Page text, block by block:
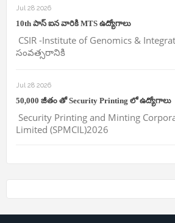
Jul 28 2026
10th పాస్ ఐన వారికి MTS ఉద్యోగాలు
CSIR -Institute of Genomics &
సంవత్సరానికి
Jul 28 2026
50,000 జీతం తో Security Printing లో ఉద్యోగాలు
Security Printing and Minting
Limited (SPMCIL)2026